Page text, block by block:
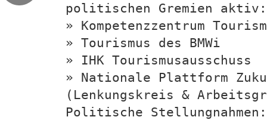
politischen Gremien aktiv:
» Kompetenzzentrum
» Tourismus des BMWi
» IHK Tourismusausschuss
» Nationale Plattform
(Lenkungskreis &
Politische Stellungnahmen: